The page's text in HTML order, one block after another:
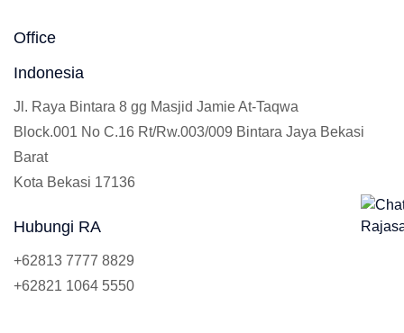
Office
Indonesia
Jl. Raya Bintara 8 gg Masjid Jamie At-Taqwa
Block.001 No C.16 Rt/Rw.003/009 Bintara Jaya Bekasi
Barat
Kota Bekasi 17136
Hubungi RA
+62813 7777 8829
+62821 1064 5550